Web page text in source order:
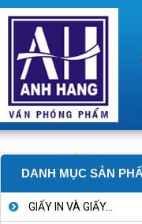
DANH MỤC SẢN
GIẤY IN VÀ GIẤY...